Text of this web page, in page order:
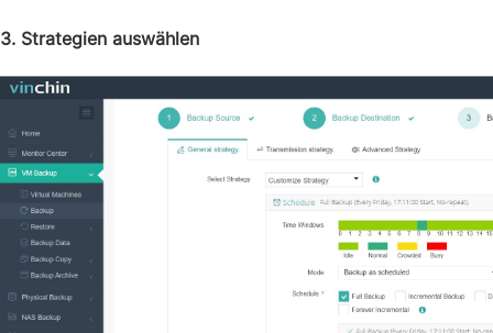
3. Strategien auswählen